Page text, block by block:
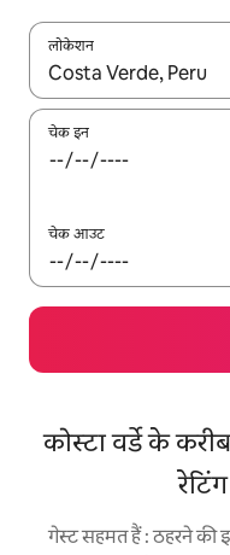
लोकेशन
नतीजों के उपलब्ध होने पर,
चेक इन
चेक आउट
कोस्टा वर्डे के
गेस्ट सहमत हैं : ठहरने